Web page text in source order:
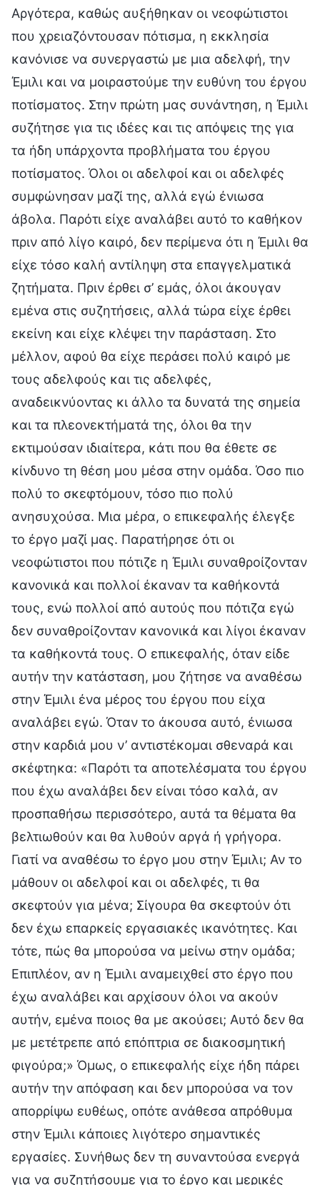
Αργότερα, καθώς αυξήθηκαν οι νεοφώτιστοι
που χρειαζόντουσαν πότισμα, η εκκλησία
κανόνισε να συνεργαστώ με μια αδελφή, την
Έμιλι και να μοιραστούμε την ευθύνη του έργου
ποτίσματος. Στην πρώτη μας συνάντηση, η Έμιλι
συζήτησε για τις ιδέες και τις απόψεις της για
τα ήδη υπάρχοντα προβλήματα του έργου
ποτίσματος. Όλοι οι αδελφοί και οι αδελφές
συμφώνησαν μαζί της, αλλά εγώ ένιωσα
άβολα. Παρότι είχε αναλάβει αυτό το καθήκον
πριν από λίγο καιρό, δεν περίμενα ότι η Έμιλι θα
είχε τόσο καλή αντίληψη στα επαγγελματικά
ζητήματα. Πριν έρθει σ’ εμάς, όλοι άκουγαν
εμένα στις συζητήσεις, αλλά τώρα είχε έρθει
εκείνη και είχε κλέψει την παράσταση. Στο
μέλλον, αφού θα είχε περάσει πολύ καιρό με
τους αδελφούς και τις αδελφές,
αναδεικνύοντας κι άλλο τα δυνατά της σημεία
και τα πλεονεκτήματά της, όλοι θα την
εκτιμούσαν ιδιαίτερα, κάτι που θα έθετε σε
κίνδυνο τη θέση μου μέσα στην ομάδα. Όσο πιο
πολύ το σκεφτόμουν, τόσο πιο πολύ
ανησυχούσα. Μια μέρα, ο επικεφαλής έλεγξε
το έργο μαζί μας. Παρατήρησε ότι οι
νεοφώτιστοι που πότιζε η Έμιλι συναθροίζονταν
κανονικά και πολλοί έκαναν τα καθήκοντά
τους, ενώ πολλοί από αυτούς που πότιζα εγώ
δεν συναθροίζονταν κανονικά και λίγοι έκαναν
τα καθήκοντά τους. Ο επικεφαλής, όταν είδε
αυτήν την κατάσταση, μου ζήτησε να αναθέσω
στην Έμιλι ένα μέρος του έργου που είχα
αναλάβει εγώ. Όταν το άκουσα αυτό, ένιωσα
στην καρδιά μου ν’ αντιστέκομαι σθεναρά και
σκέφτηκα: «Παρότι τα αποτελέσματα του έργου
που έχω αναλάβει δεν είναι τόσο καλά, αν
προσπαθήσω περισσότερο, αυτά τα θέματα θα
βελτιωθούν και θα λυθούν αργά ή γρήγορα.
Γιατί να αναθέσω το έργο μου στην Έμιλι; Αν το
μάθουν οι αδελφοί και οι αδελφές, τι θα
σκεφτούν για μένα; Σίγουρα θα σκεφτούν ότι
δεν έχω επαρκείς εργασιακές ικανότητες. Και
τότε, πώς θα μπορούσα να μείνω στην ομάδα;
Επιπλέον, αν η Έμιλι αναμειχθεί στο έργο που
έχω αναλάβει και αρχίσουν όλοι να ακούν
αυτήν, εμένα ποιος θα με ακούσει; Αυτό δεν θα
με μετέτρεπε από επόπτρια σε διακοσμητική
φιγούρα;» Όμως, ο επικεφαλής είχε ήδη πάρει
αυτήν την απόφαση και δεν μπορούσα να τον
απορρίψω ευθέως, οπότε ανάθεσα απρόθυμα
στην Έμιλι κάποιες λιγότερο σημαντικές
εργασίες. Συνήθως δεν τη συναντούσα ενεργά
για να συζητήσουμε για το έργο και μερικές